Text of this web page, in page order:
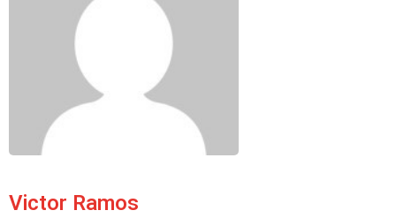
Victor Ramos